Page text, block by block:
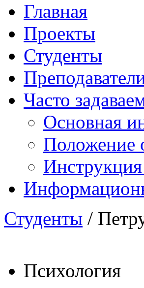
Главная
Проекты
Студенты
Часто
Основная
Положение
Студенты /
Психология